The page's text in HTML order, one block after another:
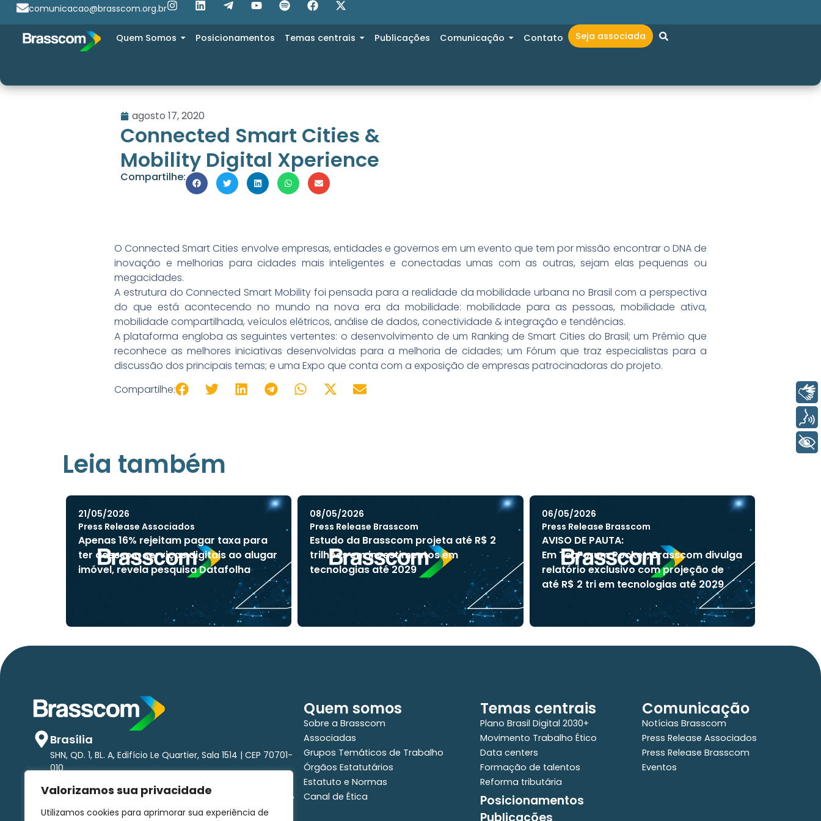
Valorizamos sua privacidade
Utilizamos cookies para aprimorar sua experiência de
comunicacao@brasscom.org.br
Quem Somos Posicionamentos Temas centrais Publicações Comunicação Contato Seja associada
agosto 17, 2020
Connected Smart Cities &
Mobility Digital Xperience
Compartilhe:
O Connected Smart Cities envolve empresas, entidades e governos em um evento que tem por missão encontrar o DNA de
inovação e melhorias para cidades mais inteligentes e conectadas umas com as outras, sejam elas pequenas ou
megacidades.
A estrutura do Connected Smart Mobility foi pensada para a realidade da mobilidade urbana no Brasil com a perspectiva
do que está acontecendo no mundo na nova era da mobilidade: mobilidade para as pessoas, mobilidade ativa,
mobilidade compartilhada, veículos elétricos, análise de dados, conectividade & integração e tendências.
A plataforma engloba as seguintes vertentes: o desenvolvimento de um Ranking de Smart Cities do Brasil; um Prêmio que
reconhece as melhores iniciativas desenvolvidas para a melhoria de cidades; um Fórum que traz especialistas para a
discussão dos principais temas; e uma Expo que conta com a exposição de empresas patrocinadoras do projeto.
Compartilhe:
Leia também
21/05/2026
Press Release Associados
Apenas 16% rejeitam pagar taxa para
ter acesso a serviços digitais ao alugar
imóvel, revela pesquisa Datafolha
08/05/2026
Press Release Brasscom
Estudo da Brasscom projeta até R$ 2
trilhões em investimentos em
tecnologias até 2029
06/05/2026
Press Release Brasscom
AVISO DE PAUTA:
Em TecForum Pocket, Brasscom divulga
relatório exclusivo com projeção de
até R$ 2 tri em tecnologias até 2029
Brasília
SHN, QD. 1, BL. A, Edifício Le Quartier, Sala 1514 | CEP 70701-
010
São Paulo
Av. Brigadeiro Faria Lima, 1.485 - Pinheiros Torre norte - 2°
andar | CEP 01452-002
Quem somos
Sobre a Brasscom
Associadas
Grupos Temáticos de Trabalho
Órgãos Estatutários
Estatuto e Normas
Canal de Ética
Temas centrais
Plano Brasil Digital 2030+
Movimento Trabalho Ético
Data centers
Formação de talentos
Reforma tributária
Posicionamentos
Publicações
Comunicação
Notícias Brasscom
Press Release Associados
Press Release Brasscom
Eventos